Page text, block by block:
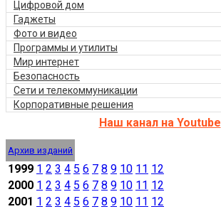
Цифровой дом
Гаджеты
Фото и видео
Программы и утилиты
Мир интернет
Безопасность
Сети и телекоммуникации
Корпоративные решения
Наш канал на Youtube
Архив изданий
1999 1 2 3 4 5 6 7 8 9 10 11 12
2000 1 2 3 4 5 6 7 8 9 10 11 12
2001 1 2 3 4 5 6 7 8 9 10 11 12